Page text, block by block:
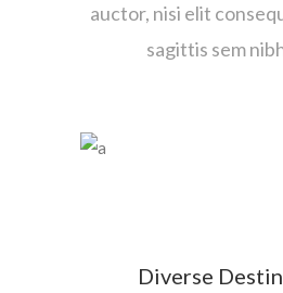
auctor, nisi elit
sagittis sem
Diverse